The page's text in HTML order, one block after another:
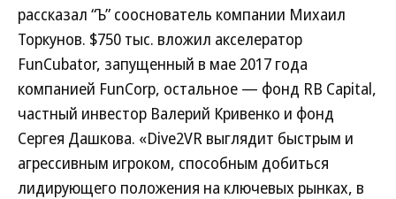
рассказал “Ъ” сооснователь компании Михаил
Торкунов. $750 тыс. вложил акселератор
FunCubator, запущенный в мае 2017 года
компанией FunCorp, остальное — фонд RB Capital,
частный инвестор Валерий Кривенко и фонд
Сергея Дашкова. «Dive2VR выглядит быстрым и
агрессивным игроком, способным добиться
лидирующего положения на ключевых рынках, в